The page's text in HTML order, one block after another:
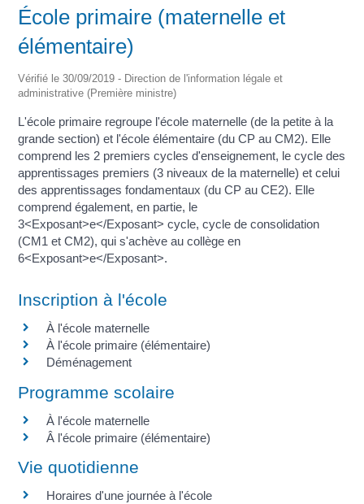
École primaire (maternelle et
élémentaire)
Vérifié le 30/09/2019 - Direction de l'information légale et
administrative (Première ministre)
L'école primaire regroupe l'école maternelle (de la petite à la
grande section) et l'école élémentaire (du CP au CM2). Elle
comprend les 2 premiers cycles d'enseignement, le cycle des
apprentissages premiers (3 niveaux de la maternelle) et celui
des apprentissages fondamentaux (du CP au CE2). Elle
comprend également, en partie, le
3<Exposant>e</Exposant> cycle, cycle de consolidation
(CM1 et CM2), qui s'achève au collège en
6<Exposant>e</Exposant>.
Inscription à l'école
À l'école maternelle
À l'école primaire (élémentaire)
Déménagement
Programme scolaire
À l'école maternelle
Â l'école primaire (élémentaire)
Vie quotidienne
Horaires d'une journée à l'école